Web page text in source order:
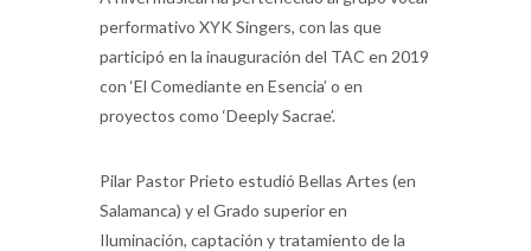
performativo XYK Singers, con las que
participó en la inauguración del TAC en 2019
con ‘El Comediante en Esencia’ o en
proyectos como ‘Deeply Sacrae’.
Pilar Pastor Prieto estudió Bellas Artes (en
Salamanca) y el Grado superior en
Iluminación, captación y tratamiento de la